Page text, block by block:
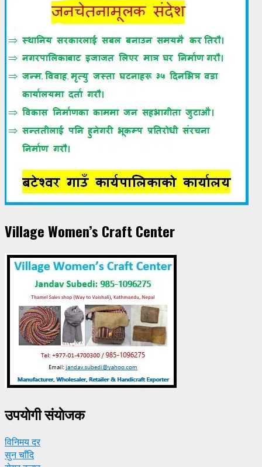
Village Women’s Craft Center
उपयाेगी संयाेजक
विनिमय दर
सुन चाँदि